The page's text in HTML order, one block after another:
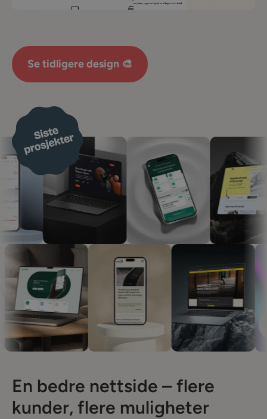
Se tidligere design 🎨
En bedre nettside – flere
kunder, flere muligheter